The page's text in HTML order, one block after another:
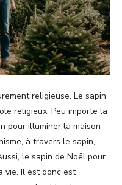
religieuse. Le sapin
religieux. Peu importe la
pour illuminer la maison
à travers le sapin,
le sapin de Noël pour
vie. Il est donc est